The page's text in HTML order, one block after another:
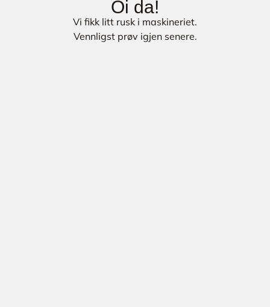
Oi da!
Vi fikk litt rusk i maskineriet.
Vennligst prøv igjen senere.